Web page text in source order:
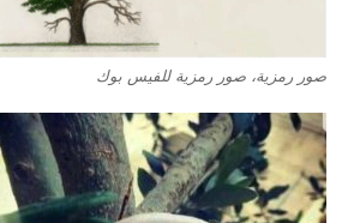
صور رمزية، صور رمزية للفيس بوك